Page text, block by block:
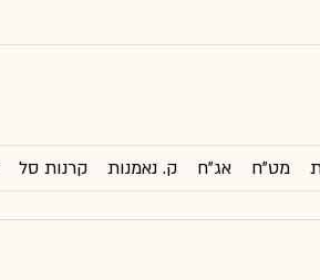
מט"ח אג"ח ק. נאמנות קרנות סל